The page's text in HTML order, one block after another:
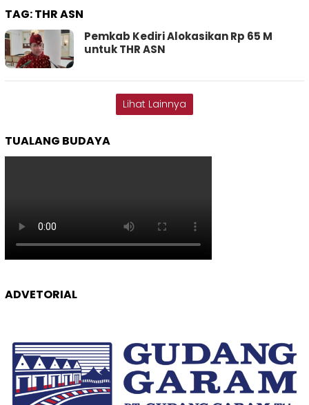
TAG:THR ASN
Pemkab Kediri Alokasikan Rp 65 M
untuk THR ASN
Lihat Lainnya
TUALANG BUDAYA
ADVETORIAL